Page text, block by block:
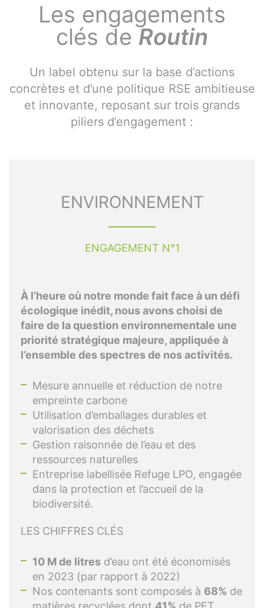
Les engagements
clés de Routin
Un label obtenu sur la base d’actions
concrètes et d’une politique RSE ambitieuse
et innovante, reposant sur trois grands
piliers d’engagement :
ENVIRONNEMENT
ENGAGEMENT N°1
À l’heure où notre monde fait face à un défi
écologique inédit, nous avons choisi de
faire de la question environnementale une
priorité stratégique majeure, appliquée à
l’ensemble des spectres de nos activités.
Mesure annuelle et réduction de notre
empreinte carbone
Utilisation d’emballages durables et
valorisation des déchets
Gestion raisonnée de l’eau et des
ressources naturelles
Entreprise labellisée Refuge LPO, engagée
dans la protection et l’accueil de la
biodiversité.
LES CHIFFRES CLÉS
10 M de litres d’eau ont été économisés
en 2023 (par rapport à 2022)
Nos contenants sont composés à 68% de